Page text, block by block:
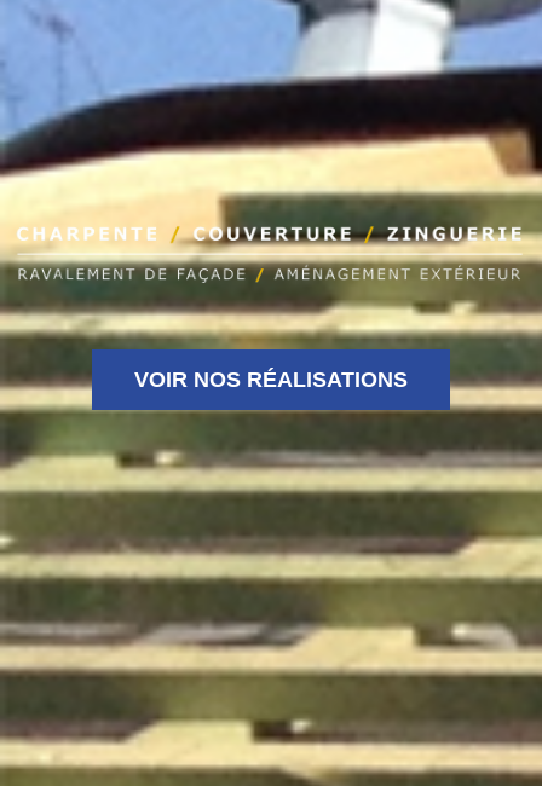
VOIR NOS RÉALISATIONS